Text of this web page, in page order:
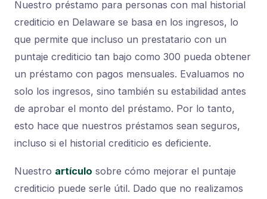
Nuestro préstamo para personas con mal historial
crediticio en Delaware se basa en los ingresos, lo
que permite que incluso un prestatario con un
puntaje crediticio tan bajo como 300 pueda obtener
un préstamo con pagos mensuales. Evaluamos no
solo los ingresos, sino también su estabilidad antes
de aprobar el monto del préstamo. Por lo tanto,
esto hace que nuestros préstamos sean seguros,
incluso si el historial crediticio es deficiente.
Nuestro artículo sobre cómo mejorar el puntaje
crediticio puede serle útil. Dado que no realizamos